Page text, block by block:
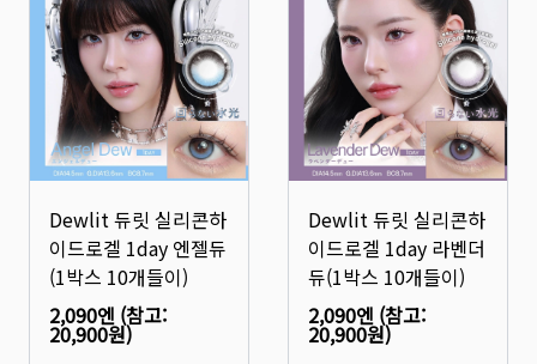
Dewlit 듀릿 실리콘하
이드로겔 1day 엔젤듀
(1박스 10개들이)
2,090엔 (참고:
20,900원)
Dewlit 듀릿 실리콘하
이드로겔 1day 라벤더
듀(1박스 10개들이)
2,090엔 (참고:
20,900원)